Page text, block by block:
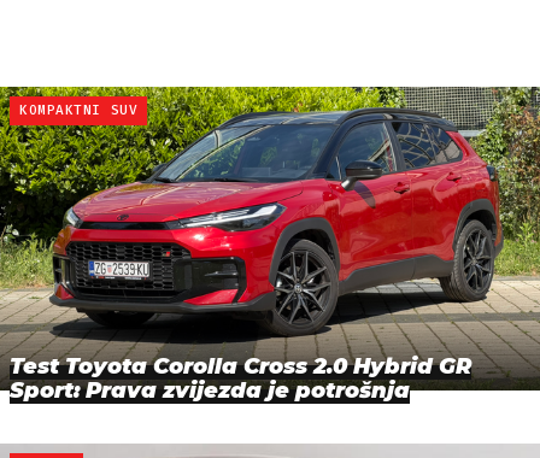
KOMPAKTNI SUV
Test Toyota Corolla Cross 2.0 Hybrid GR
Sport: Prava zvijezda je potrošnja